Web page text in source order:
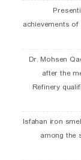
achievements
Dr. Mohsen
after the
Refinery
Isfahan iron
among the